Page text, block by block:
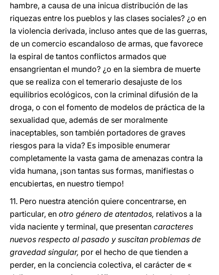
hambre, a causa de una inicua distribución de las
riquezas entre los pueblos y las clases sociales? ¿o en
la violencia derivada, incluso antes que de las guerras,
de un comercio escandaloso de armas, que favorece
la espiral de tantos conflictos armados que
ensangrientan el mundo? ¿o en la siembra de muerte
que se realiza con el temerario desajuste de los
equilibrios ecológicos, con la criminal difusión de la
droga, o con el fomento de modelos de práctica de la
sexualidad que, además de ser moralmente
inaceptables, son también portadores de graves
riesgos para la vida? Es imposible enumerar
completamente la vasta gama de amenazas contra la
vida humana, ¡son tantas sus formas, manifiestas o
encubiertas, en nuestro tiempo!
11. Pero nuestra atención quiere concentrarse, en
particular, en otro género de atentados, relativos a la
vida naciente y terminal, que presentan caracteres
nuevos respecto al pasado y suscitan problemas de
gravedad singular, por el hecho de que tienden a
perder, en la conciencia colectiva, el carácter de «